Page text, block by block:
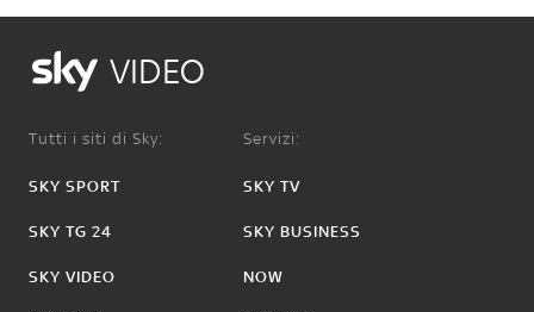
VIDEO
Tutti i siti di Sky:
SKY SPORT
SKY TG 24
SKY VIDEO
Servizi:
SKY TV
SKY BUSINESS
NOW